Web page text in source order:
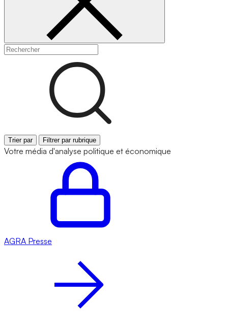
Trier par Filtrer par rubrique
Votre média d'analyse politique et économique
AGRA Presse